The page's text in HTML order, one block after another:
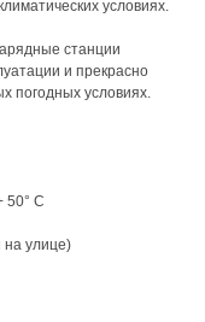
условиях.
станции
и прекрасно
погодных условиях.
50° C
улице)